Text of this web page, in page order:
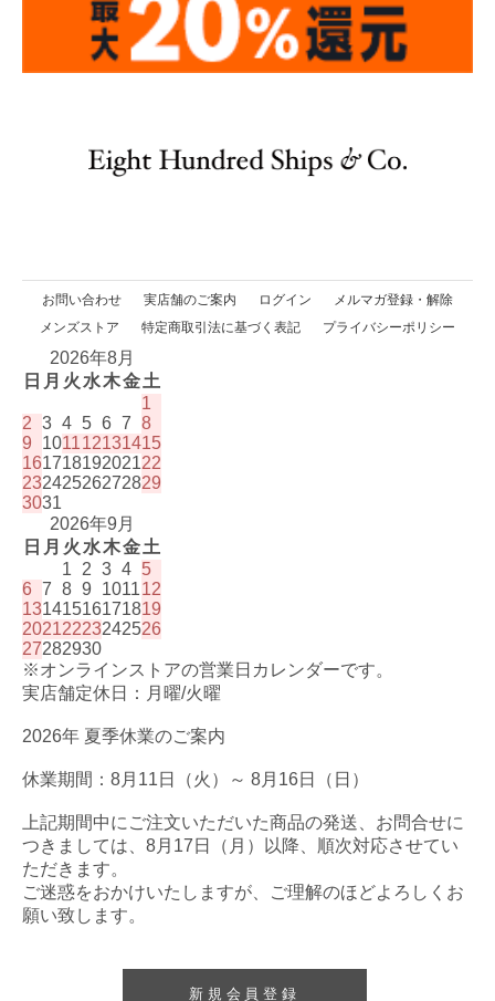
お問い合わせ 実店舗のご案内 ログイン
メルマガ登録・解除
メンズストア
特定商取引法に基づく表記 プライバシーポリシー
2026年8月
日 月 火 水木金土
1
2 3 4 5 6 7 8
9
101112131415
16171819202122
23242526272829
3031
2026年9月
日 月 火 水木金土
1
2 3 4 5
6 7 8 9 101112
13141516171819
20212223242526
27282930
※オンラインストアの営業日カレンダーです。
実店舗定休日：月曜/火曜
2026年 夏季休業のご案内
休業期間：8月11日（火）～ 8月16日（日）
上記期間中にご注文いただいた商品の発送、お問合せに
つきましては、8月17日（月）以降、順次対応させてい
ただきます。
ご迷惑をおかけいたしますが、ご理解のほどよろしくお
願い致します。
新規会員登録